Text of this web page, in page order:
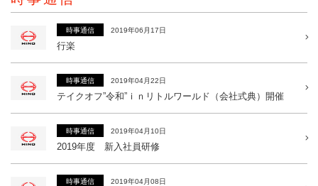
時事通信 2019年06月17日
行楽
時事通信 2019年04月22日
テイクオフ”令和”ｉｎリトルワールド（会社式典）開催
時事通信 2019年04月10日
2019年度 新入社員研修
時事通信 2019年04月08日